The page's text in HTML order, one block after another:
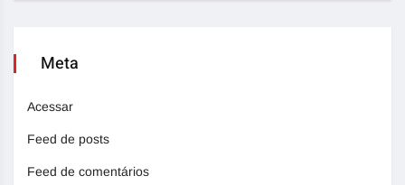
Meta
Acessar
Feed de posts
Feed de comentários